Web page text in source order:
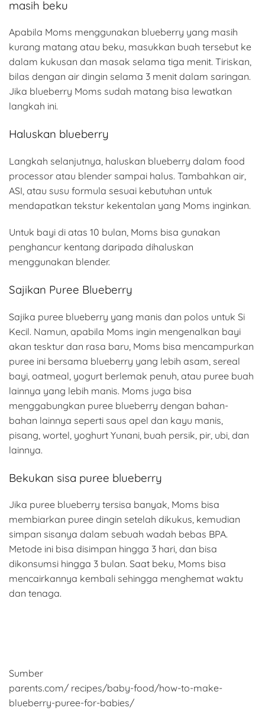
masih beku
Apabila Moms menggunakan blueberry yang masih
kurang matang atau beku, masukkan buah tersebut ke
dalam kukusan dan masak selama tiga menit. Tiriskan,
bilas dengan air dingin selama 3 menit dalam saringan.
Jika blueberry Moms sudah matang bisa lewatkan
langkah ini.
Haluskan blueberry
Langkah selanjutnya, haluskan blueberry dalam food
processor atau blender sampai halus. Tambahkan air,
ASI, atau susu formula sesuai kebutuhan untuk
mendapatkan tekstur kekentalan yang Moms inginkan.
Untuk bayi di atas 10 bulan, Moms bisa gunakan
penghancur kentang daripada dihaluskan
menggunakan blender.
Sajikan Puree Blueberry
Sajika puree blueberry yang manis dan polos untuk Si
Kecil. Namun, apabila Moms ingin mengenalkan bayi
akan tesktur dan rasa baru, Moms bisa mencampurkan
puree ini bersama blueberry yang lebih asam, sereal
bayi, oatmeal, yogurt berlemak penuh, atau puree buah
lainnya yang lebih manis. Moms juga bisa
menggabungkan puree blueberry dengan bahan-
bahan lainnya seperti saus apel dan kayu manis,
pisang, wortel, yoghurt Yunani, buah persik, pir, ubi, dan
lainnya.
Bekukan sisa puree blueberry
Jika puree blueberry tersisa banyak, Moms bisa
membiarkan puree dingin setelah dikukus, kemudian
simpan sisanya dalam sebuah wadah bebas BPA.
Metode ini bisa disimpan hingga 3 hari, dan bisa
dikonsumsi hingga 3 bulan. Saat beku, Moms bisa
mencairkannya kembali sehingga menghemat waktu
dan tenaga.
Sumber
parents.com/ recipes/baby-food/how-to-make-
blueberry-puree-for-babies/